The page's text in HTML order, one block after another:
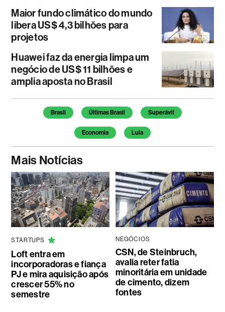
Maior fundo climático do mundo
libera US$ 4,3 bilhões para
projetos
Huawei faz da energia limpa um
negócio de US$ 11 bilhões e
amplia aposta no Brasil
Temas deste artigo
Brasil Últimas Brasil Superávit
Economia Lula
Mais Notícias
STARTUPS
Loft entra em
incorporadoras e fiança
PJ e mira aquisição após
crescer 55% no
semestre
NEGÓCIOS
CSN, de Steinbruch,
avalia reter fatia
minoritária em unidade
de cimento, dizem
fontes